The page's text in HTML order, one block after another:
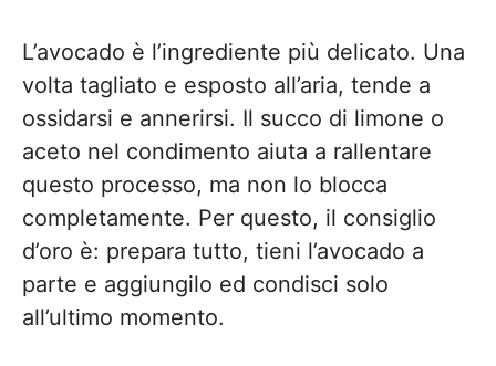
L’avocado è l’ingrediente più delicato. Una
volta tagliato e esposto all’aria, tende a
ossidarsi e annerirsi. Il succo di limone o
aceto nel condimento aiuta a rallentare
questo processo, ma non lo blocca
completamente. Per questo, il consiglio
d’oro è: prepara tutto, tieni l’avocado a
parte e aggiungilo ed condisci solo
all’ultimo momento.